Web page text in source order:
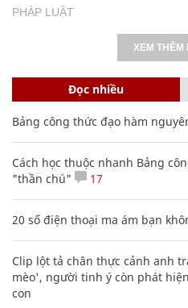
PHÁP LUẬT
XEM THÊM
Đọc nhiều
Bảng công thức đạo hàm
Cách học thuộc nhanh Bảng
"thần chú"
17
20 số điện thoại ma ám bạn
Clip lột tả chân thực cảnh anh
mèo', người tinh ý còn phát
con